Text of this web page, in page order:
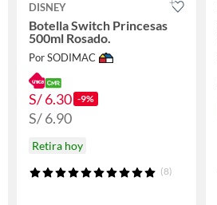
DISNEY
Botella Switch Princesas
500ml Rosado.
Por SODIMAC
S/ 6.30 -9%
S/ 6.90
Retira hoy
(8)